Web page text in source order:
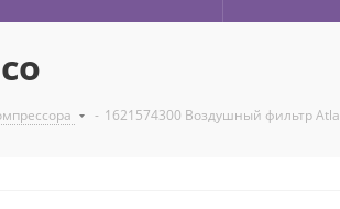
- 1621574300 Воздушный фильтр